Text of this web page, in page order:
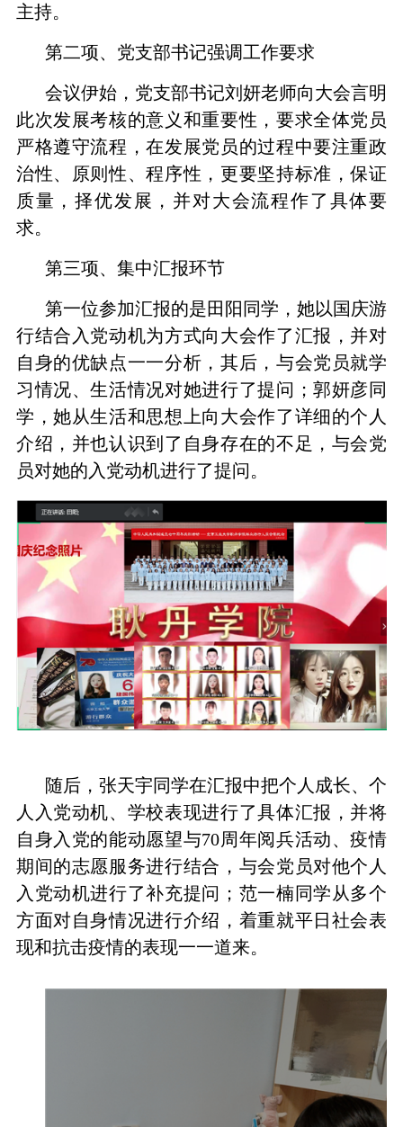
主持。
第二项、党支部书记强调工作要求
会议伊始，党支部书记刘妍老师向大会言明
此次发展考核的意义和重要性，要求全体党员
严格遵守流程，在发展党员的过程中要注重政
治性、原则性、程序性，更要坚持标准，保证
质量，择优发展，并对大会流程作了具体要
求。
第三项、集中汇报环节
第一位参加汇报的是田阳同学，她以国庆游
行结合入党动机为方式向大会作了汇报，并对
自身的优缺点一一分析，其后，与会党员就学
习情况、生活情况对她进行了提问；郭妍彦同
学，她从生活和思想上向大会作了详细的个人
介绍，并也认识到了自身存在的不足，与会党
员对她的入党动机进行了提问。
随后，张天宇同学在汇报中把个人成长、个
人入党动机、学校表现进行了具体汇报，并将
自身入党的能动愿望与70周年阅兵活动、疫情
期间的志愿服务进行结合，与会党员对他个人
入党动机进行了补充提问；范一楠同学从多个
方面对自身情况进行介绍，着重就平日社会表
现和抗击疫情的表现一一道来。